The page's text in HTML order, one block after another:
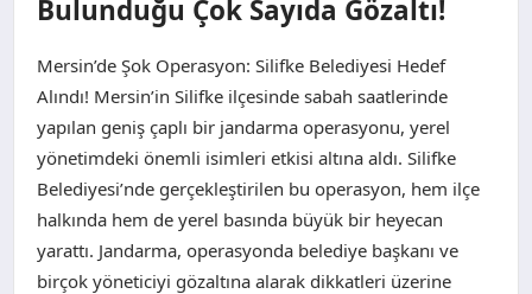
TEKNOLOJI
Bulunduğu Çok Sayıda Gözaltı!
Mersin’de Şok Operasyon: Silifke Belediyesi Hedef
Alındı! Mersin’in Silifke ilçesinde sabah saatlerinde
yapılan geniş çaplı bir jandarma operasyonu, yerel
yönetimdeki önemli isimleri etkisi altına aldı. Silifke
Belediyesi’nde gerçekleştirilen bu operasyon, hem ilçe
halkında hem de yerel basında büyük bir heyecan
yarattı. Jandarma, operasyonda belediye başkanı ve
birçok yöneticiyi gözaltına alarak dikkatleri üzerine